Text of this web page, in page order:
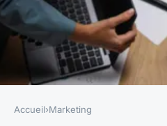
Accueil›Marketing